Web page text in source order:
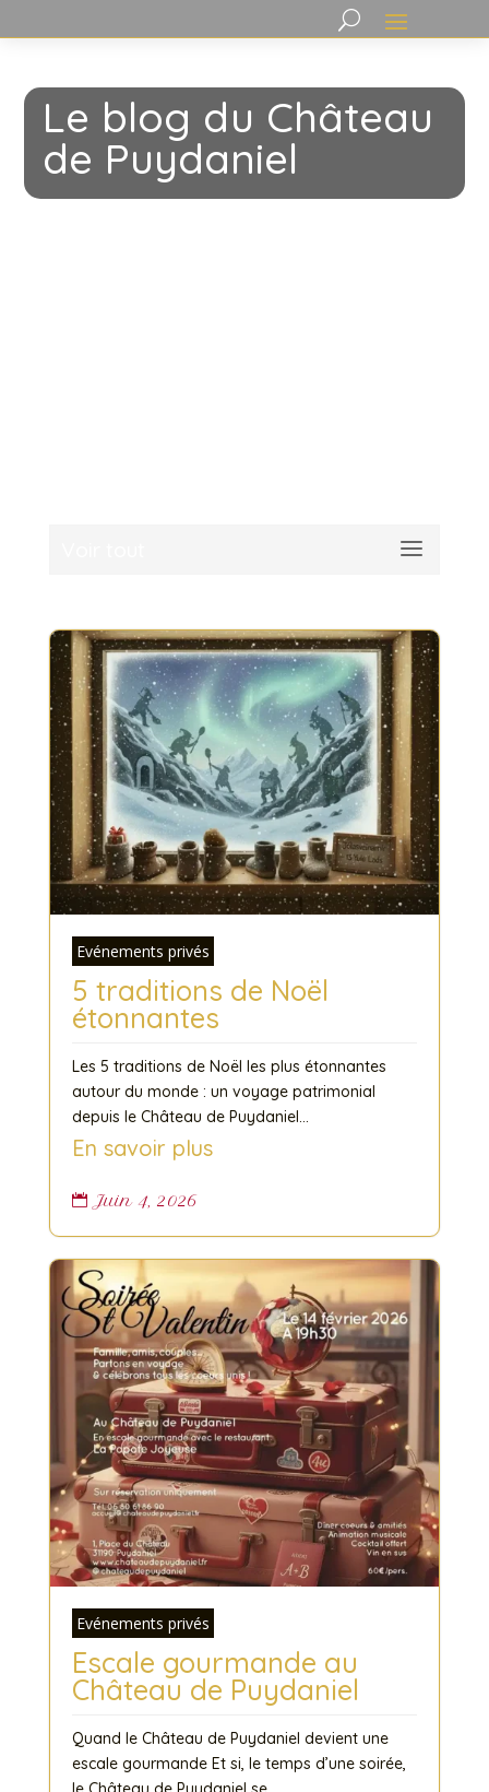
Le blog du Château
de Puydaniel
Evénements privés
5 traditions de Noël
étonnantes
Les 5 traditions de Noël les plus étonnantes
autour du monde : un voyage patrimonial
depuis le Château de Puydaniel...
En savoir plus
 Juin 4, 2026
Evénements privés
Escale gourmande au
Château de Puydaniel
Quand le Château de Puydaniel devient une
escale gourmande Et si, le temps d’une soirée,